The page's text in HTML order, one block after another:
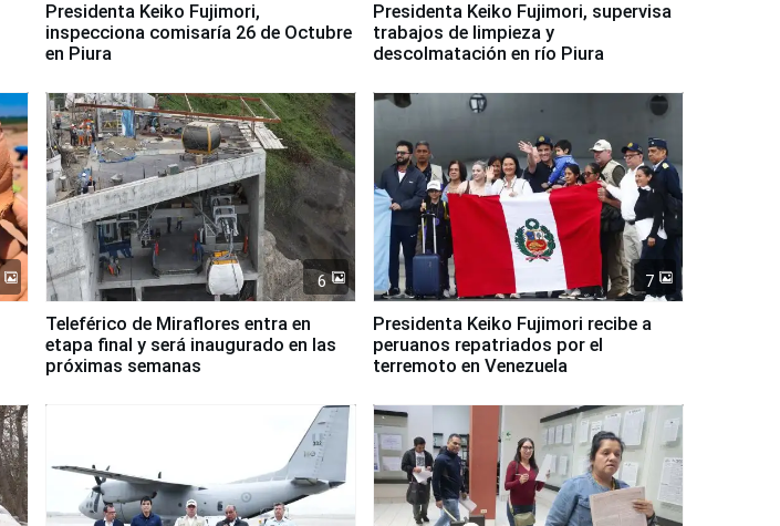
Presidenta Keiko Fujimori,
inspecciona comisaría 26 de Octubre
en Piura
Presidenta Keiko Fujimori, supervisa
trabajos de limpieza y
descolmatación en río Piura
6
Teleférico de Miraflores entra en
etapa final y será inaugurado en las
próximas semanas
7
Presidenta Keiko Fujimori recibe a
peruanos repatriados por el
terremoto en Venezuela